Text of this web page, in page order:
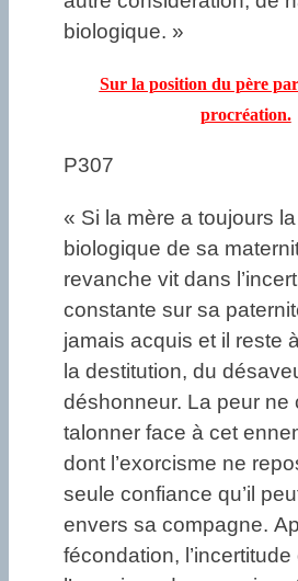
biologique. »
Sur la position du père
procréation.
P307
« Si la mère a toujours
biologique de sa
revanche vit dans
constante sur sa
jamais acquis et il reste
la destitution, du
déshonneur. La peur ne
talonner face à cet
dont l’exorcisme ne
seule confiance qu’il
envers sa compagne.
fécondation,